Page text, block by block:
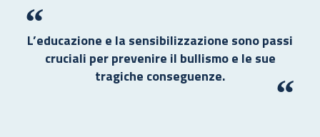
“
L’educazione e la sensibilizzazione sono passi
cruciali per prevenire il bullismo e le sue
tragiche conseguenze.
“